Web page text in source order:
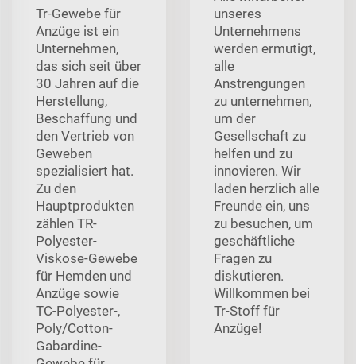
Tr-Gewebe für
Anzüge ist ein
Unternehmen,
das sich seit über
30 Jahren auf die
Herstellung,
Beschaffung und
den Vertrieb von
Geweben
spezialisiert hat.
Zu den
Hauptprodukten
zählen TR-
Polyester-
Viskose-Gewebe
für Hemden und
Anzüge sowie
TC-Polyester-,
Poly/Cotton-
Gabardine-
unseres
Unternehmens
werden ermutigt,
alle
Anstrengungen
zu unternehmen,
um der
Gesellschaft zu
helfen und zu
innovieren. Wir
laden herzlich alle
Freunde ein, uns
zu besuchen, um
geschäftliche
Fragen zu
diskutieren.
Willkommen bei
Tr-Stoff für
Anzüge!